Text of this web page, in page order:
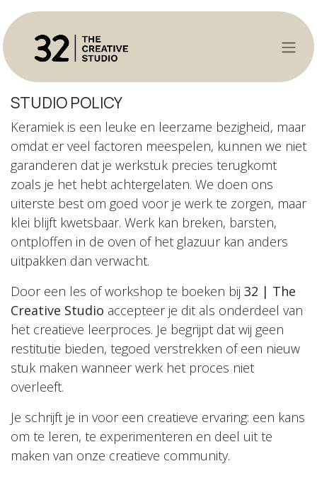
Overslaan naar inhoud
STUDIO POLICY
Keramiek is een leuke en leerzame bezigheid, maar
omdat er veel factoren meespelen, kunnen we niet
garanderen dat je werkstuk precies terugkomt
zoals je het hebt achtergelaten. We doen ons
uiterste best om goed voor je werk te zorgen, maar
klei blijft kwetsbaar. Werk kan breken, barsten,
ontploffen in de oven of het glazuur kan anders
uitpakken dan verwacht.
Door een les of workshop te boeken bij 32 | The
Creative Studio accepteer je dit als onderdeel van
het creatieve leerproces. Je begrijpt dat wij geen
restitutie bieden, tegoed verstrekken of een nieuw
stuk maken wanneer werk het proces niet
overleeft.
Je schrijft je in voor een creatieve ervaring: een kans
om te leren, te experimenteren en deel uit te
maken van onze creatieve community.